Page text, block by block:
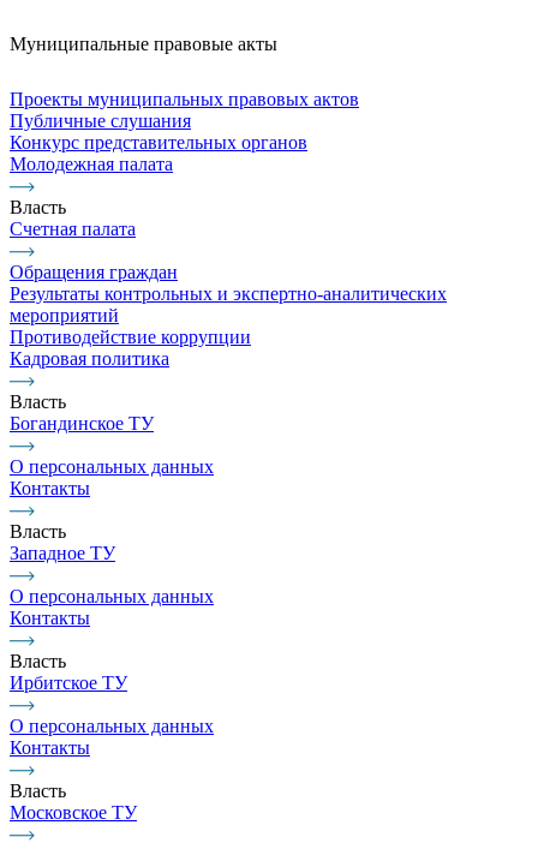
Муниципальные правовые акты
Проекты муниципальных правовых актов
Публичные слушания
Конкурс представительных органов
Молодежная палата
Власть
Счетная палата
Обращения граждан
Результаты контрольных и экспертно-аналитических
мероприятий
Противодействие коррупции
Кадровая политика
Власть
Богандинское ТУ
О персональных данных
Контакты
Власть
Западное ТУ
О персональных данных
Контакты
Власть
Ирбитское ТУ
О персональных данных
Контакты
Власть
Московское ТУ